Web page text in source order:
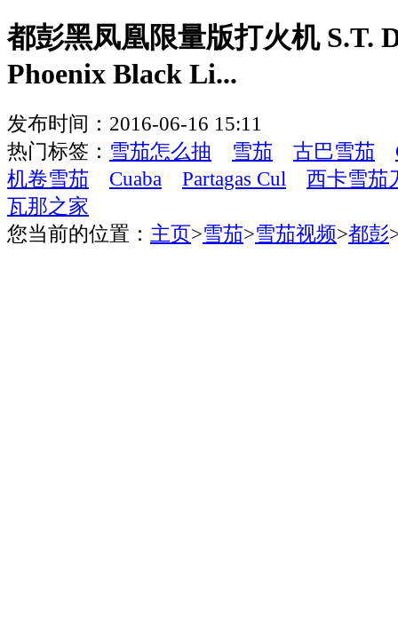
都彭黑凤凰限量版打火机 S.T.
Phoenix Black Li...
发布时间：2016-06-16 15:11
热门标签： 雪茄怎么抽 雪茄 古巴雪茄
机卷雪茄
Cuaba Partagas Cul
西卡雪茄
瓦那之家
您当前的位置： 主页>雪茄>雪茄视频>都彭